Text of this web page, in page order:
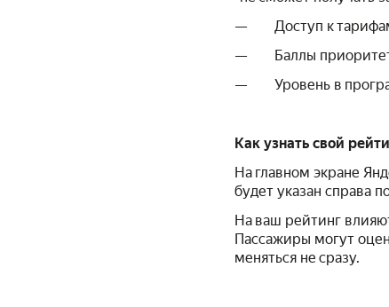
— Доступ к
— Баллы
— Уровень в
Как узнать свой
На главном экране
будет указан справа
На ваш рейтинг
Пассажиры могут
меняться не сразу.